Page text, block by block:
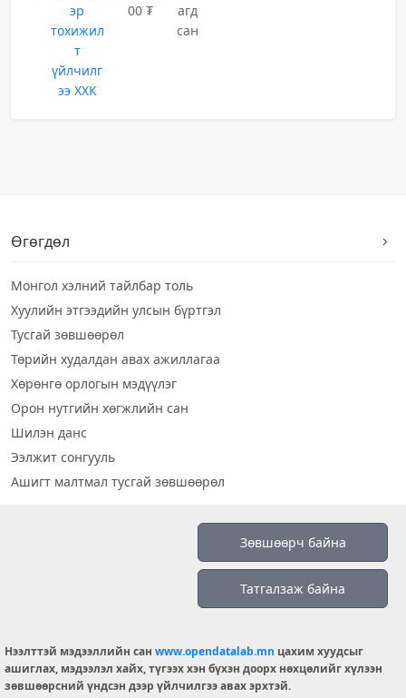
эр
тохижил
т
үйлчилг
ээ ХХК
00 ₮
агд
сан
Өгөгдөл
Монгол хэлний тайлбар толь
Хуулийн этгээдийн улсын бүртгэл
Тусгай зөвшөөрөл
Төрийн худалдан авах ажиллагаа
Хөрөнгө орлогын мэдүүлэг
Орон нутгийн хөгжлийн сан
Шилэн данс
Ээлжит сонгууль
Ашигт малтмал тусгай зөвшөөрөл
info@opendatalab.mn
© 2026 OPENDATA LAB MONGOLIA.
Зөвшөөрч байна
Татгалзаж байна
Нээлттэй мэдээллийн сан www.opendatalab.mn цахим хуудсыг
ашиглах, мэдээлэл хайх, түгээх хэн бүхэн доорх нөхцөлийг хүлээн
зөвшөөрсний үндсэн дээр үйлчилгээ авах эрхтэй.